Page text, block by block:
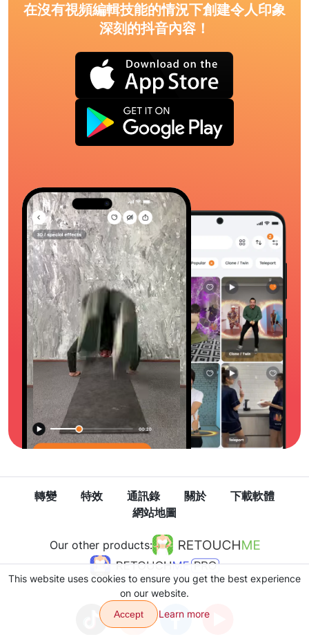
在沒有視頻編輯技能的情況下創建令人印象
深刻的抖音內容！
轉變 特效 通訊錄 關於
下載軟體
網站地圖
Our other products:
This website uses cookies to ensure you get the best experience
on our website.
Accept Learn more